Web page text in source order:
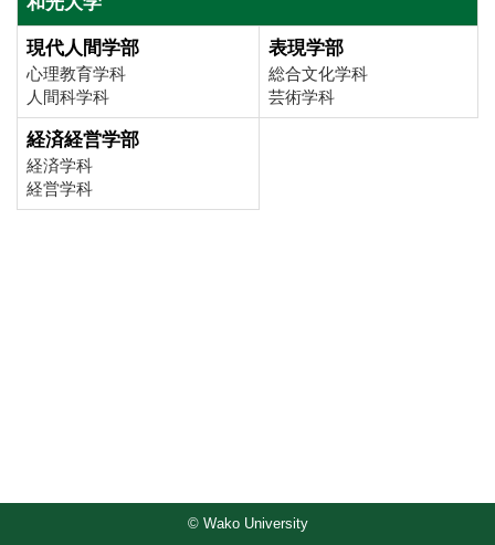
現代人間学部
心理教育学科
人間科学科
表現学部
総合文化学科
芸術学科
経済経営学部
経済学科
経営学科
© Wako University